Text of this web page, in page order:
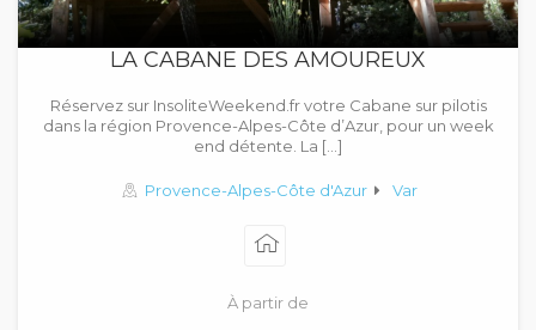
LA CABANE DES AMOUREUX
Réservez sur InsoliteWeekend.fr votre Cabane sur pilotis
dans la région Provence-Alpes-Côte d’Azur, pour un week
end détente. La […]
Provence-Alpes-Côte d'Azur Var
À partir de